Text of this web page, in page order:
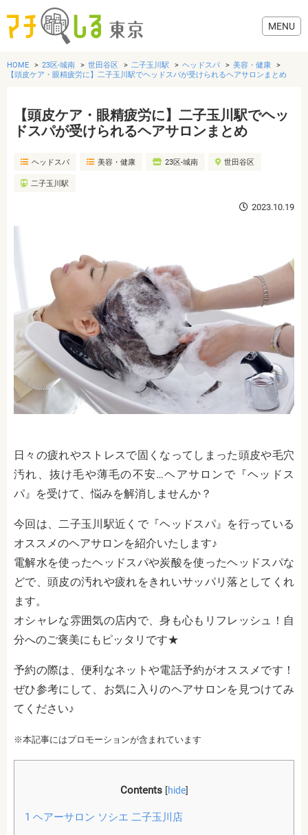
グルメ
美容・健康
HOME 23区-城南 世田谷区 二子玉川駅 ヘッドスパ
美容・健康
【頭皮ケア・眼精疲労に】二子玉川駅でヘッドスパが受けられるヘアサロンまとめ
【頭皮ケア・眼精疲労に】二子玉川駅でヘッ
ドスパが受けられるヘアサロンまとめ
ヘッドスパ 美容・健康 23区-城南 世田谷区
二子玉川駅
2023.10.19
日々の疲れやストレスで固くなってしまった頭皮や毛穴
汚れ、抜け毛や薄毛の不安…ヘアサロンで『ヘッドス
パ』を受けて、悩みを解消しませんか？
今回は、二子玉川駅近くで『ヘッドスパ』を行っている
オススメのヘアサロンを紹介いたします♪
電解水を使ったヘッドスパや炭酸を使ったヘッドスパな
どで、頭皮の汚れや疲れをきれいサッパリ落としてくれ
ます。
オシャレな雰囲気の店内で、身も心もリフレッシュ！自
分へのご褒美にもピッタリです★
予約の際は、便利なネットや電話予約がオススメです！
ぜひ参考にして、お気に入りのヘアサロンを見つけてみ
てください♪
※本記事にはプロモーションが含まれています
Contents [hide]
1 ヘアーサロン ソシエ 二子玉川店